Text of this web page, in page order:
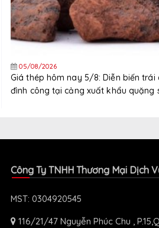
05/08/2026
Giá thép hôm nay 5/8: Diễn biến trái
đình công tại cảng xuất khẩu quặng
Công Ty TNHH Thương Mại Dịch
MST: 0304920545
116/21/47 Nguyễn Phúc Chu ,